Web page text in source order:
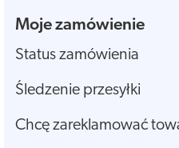
Moje zamówienie
Status zamówienia
Śledzenie przesyłki
Chcę zareklamować